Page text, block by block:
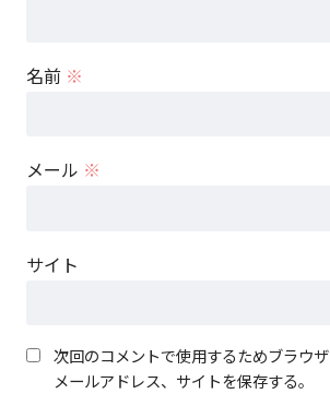
名前 ※
メール ※
サイト
次回のコメントで使用するためブラウザ
メールアドレス、サイトを保存する。